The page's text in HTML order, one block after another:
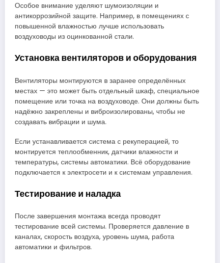
Особое внимание уделяют шумоизоляции и
антикоррозийной защите. Например, в помещениях с
повышенной влажностью лучше использовать
воздуховоды из оцинкованной стали.
Установка вентиляторов и оборудования
Вентиляторы монтируются в заранее определённых
местах — это может быть отдельный шкаф, специальное
помещение или точка на воздуховоде. Они должны быть
надёжно закреплены и виброизолированы, чтобы не
создавать вибрации и шума.
Если устанавливается система с рекуперацией, то
монтируется теплообменник, датчики влажности и
температуры, системы автоматики. Всё оборудование
подключается к электросети и к системам управления.
Тестирование и наладка
После завершения монтажа всегда проводят
тестирование всей системы. Проверяется давление в
каналах, скорость воздуха, уровень шума, работа
автоматики и фильтров.